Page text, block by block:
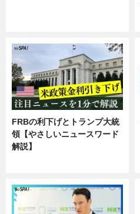
FRBの利下げとトランプ大統
領【やさしいニュースワード
解説】